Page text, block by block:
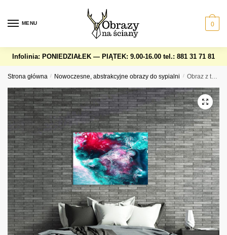
navigation
content
MENU 0
Infolinia: PONIEDZIAŁEK — PIĄTEK: 9.00-16.00 tel.: 881 31 71 81
Strona główna / Nowoczesne, abstrakcyjne obrazy do sypialni / Obraz z turkusowym wzorem